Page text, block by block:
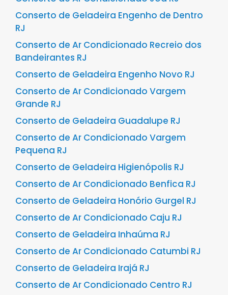
Conserto de Geladeira Engenho de Dentro
RJ
Conserto de Ar Condicionado Recreio dos
Bandeirantes RJ
Conserto de Geladeira Engenho Novo RJ
Conserto de Ar Condicionado Vargem
Grande RJ
Conserto de Geladeira Guadalupe RJ
Conserto de Ar Condicionado Vargem
Pequena RJ
Conserto de Geladeira Higienópolis RJ
Conserto de Ar Condicionado Benfica RJ
Conserto de Geladeira Honório Gurgel RJ
Conserto de Ar Condicionado Caju RJ
Conserto de Geladeira Inhaúma RJ
Conserto de Ar Condicionado Catumbi RJ
Conserto de Geladeira Irajá RJ
Conserto de Ar Condicionado Centro RJ